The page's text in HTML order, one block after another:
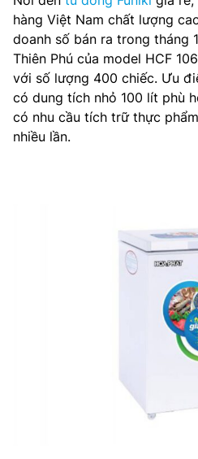
hàng Việt Nam chất lượng
doanh số bán ra trong tháng
Thiên Phú của model HCF
với số lượng 400 chiếc. Ưu
có dung tích nhỏ 100 lít phù
có nhu cầu tích trữ thực
nhiều lần.